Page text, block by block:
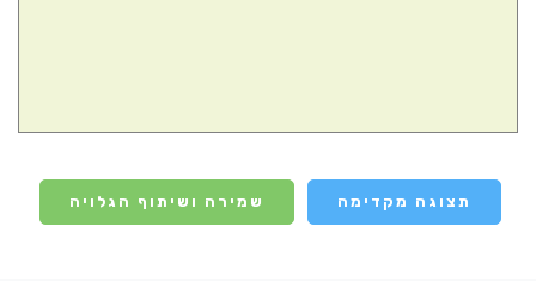
תצוגה מקדימה שמירה ושיתוף הגלויה